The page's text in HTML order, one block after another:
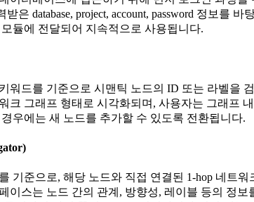
은 database, project, account, password 정보를
듈에 전달되어 지속적으로 사용됩니다.
워드를 기준으로 시맨틱 노드의 ID 또는 라벨을
크 그래프 형태로 시각화되며, 사용자는 그래프
우에는 새 노드를 추가할 수 있도록 전환됩니다.
기준으로, 해당 노드와 직접 연결된 1-hop 네트
이스는 노드 간의 관계, 방향성, 레이블 등의 정